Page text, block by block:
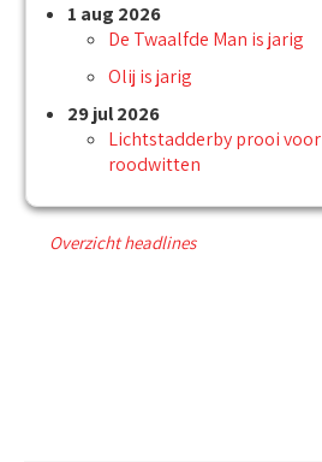
1 aug 2026
De Twaalfde Man is jarig
Olij is jarig
29 jul 2026
Lichtstadderby prooi voor
roodwitten
Overzicht headlines